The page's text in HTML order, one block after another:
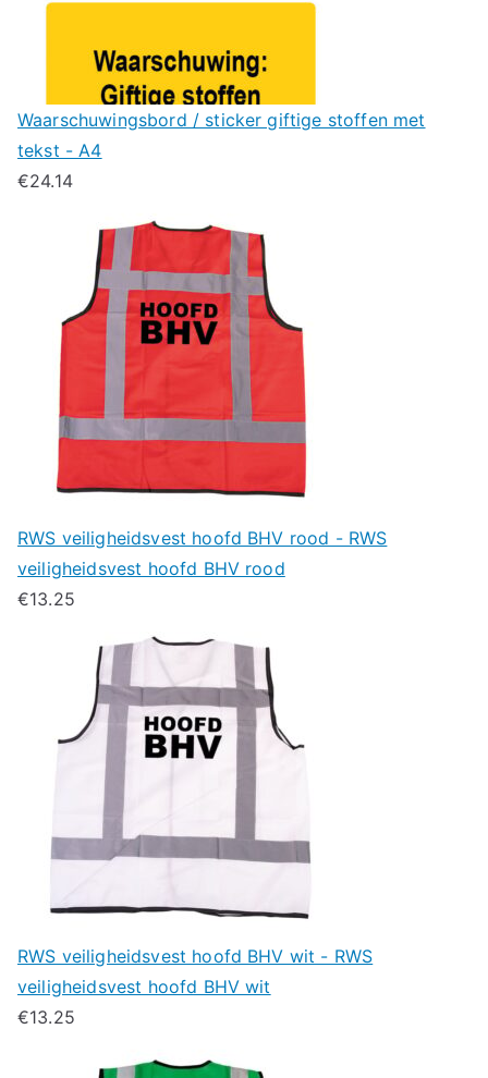
Waarschuwingsbord / sticker giftige stoffen met
tekst - A4
€24.14
RWS veiligheidsvest hoofd BHV rood - RWS
veiligheidsvest hoofd BHV rood
€13.25
RWS veiligheidsvest hoofd BHV wit - RWS
veiligheidsvest hoofd BHV wit
€13.25